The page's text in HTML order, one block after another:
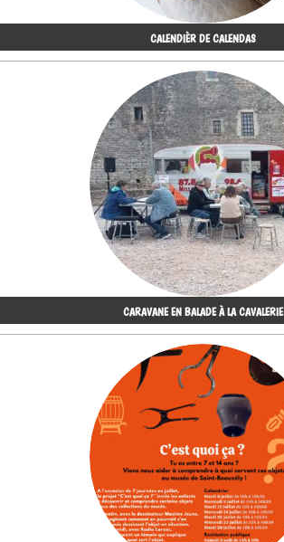
CALENDIÈR DE CALENDAS
CARAVANE EN BALADE À LA CAVALERIE